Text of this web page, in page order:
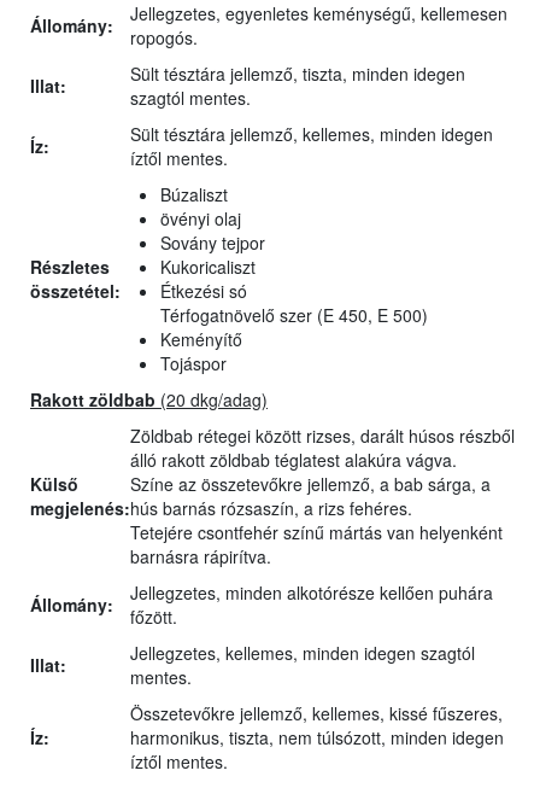
Állomány:
Jellegzetes, egyenletes keménységű, kellemesen
ropogós.
Illat:
Sült tésztára jellemző, tiszta, minden idegen
szagtól mentes.
Íz:
Sült tésztára jellemző, kellemes, minden idegen
íztől mentes.
Részletes
összetétel:
Búzaliszt
övényi olaj
Sovány tejpor
Kukoricaliszt
Étkezési só
Térfogatnövelő szer (E 450, E 500)
Keményítő
Tojáspor
Rakott zöldbab (20 dkg/adag)
Külső
megjelenés:
Zöldbab rétegei között rizses, darált húsos részből
álló rakott zöldbab téglatest alakúra vágva.
Színe az összetevőkre jellemző, a bab sárga, a
hús barnás rózsaszín, a rizs fehéres.
Tetejére csontfehér színű mártás van helyenként
barnásra rápirítva.
Állomány:
Jellegzetes, minden alkotórésze kellően puhára
főzött.
Illat:
Jellegzetes, kellemes, minden idegen szagtól
mentes.
Íz:
Összetevőkre jellemző, kellemes, kissé fűszeres,
harmonikus, tiszta, nem túlsózott, minden idegen
íztől mentes.